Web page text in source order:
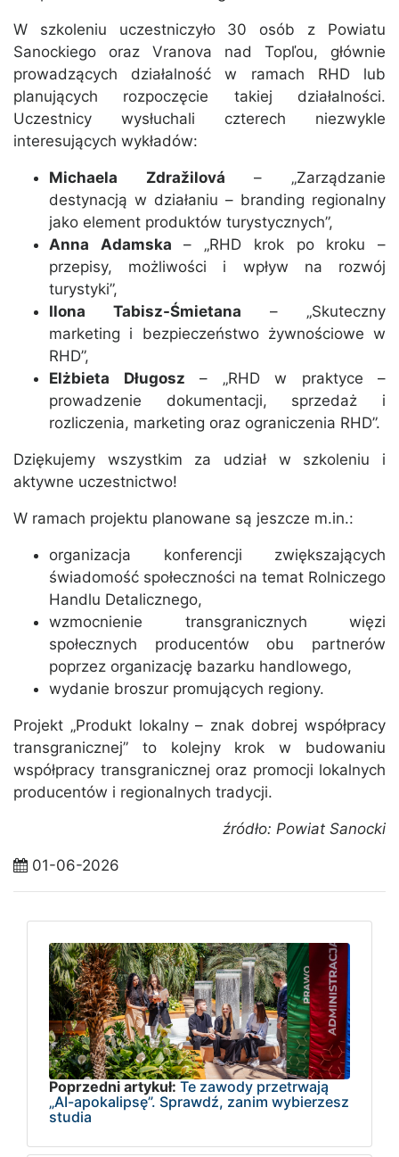
W szkoleniu uczestniczyło 30 osób z Powiatu
Sanockiego oraz Vranova nad Topľou, głównie
prowadzących działalność w ramach RHD lub
planujących rozpoczęcie takiej działalności.
Uczestnicy wysłuchali czterech niezwykle
interesujących wykładów:
Michaela Zdražilová – „Zarządzanie
destynacją w działaniu – branding regionalny
jako element produktów turystycznych”,
Anna Adamska – „RHD krok po kroku –
przepisy, możliwości i wpływ na rozwój
turystyki”,
Ilona Tabisz-Śmietana – „Skuteczny
marketing i bezpieczeństwo żywnościowe w
RHD”,
Elżbieta Długosz – „RHD w praktyce –
prowadzenie dokumentacji, sprzedaż i
rozliczenia, marketing oraz ograniczenia RHD”.
Dziękujemy wszystkim za udział w szkoleniu i
aktywne uczestnictwo!
W ramach projektu planowane są jeszcze m.in.:
organizacja konferencji zwiększających
świadomość społeczności na temat Rolniczego
Handlu Detalicznego,
wzmocnienie transgranicznych więzi
społecznych producentów obu partnerów
poprzez organizację bazarku handlowego,
wydanie broszur promujących regiony.
Projekt „Produkt lokalny – znak dobrej współpracy
transgranicznej” to kolejny krok w budowaniu
współpracy transgranicznej oraz promocji lokalnych
producentów i regionalnych tradycji.
źródło: Powiat Sanocki
01-06-2026
Poprzedni artykuł: Te zawody przetrwają
„AI-apokalipsę”. Sprawdź, zanim wybierzesz
studia